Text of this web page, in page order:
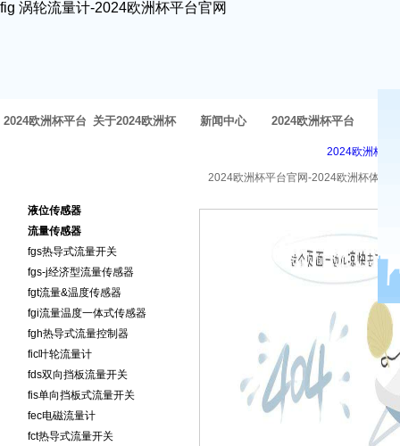
fig 涡轮流量计-2024欧洲杯平台官网
2024欧洲杯平台
体育官网
关于2024欧洲杯 新闻中心 2024欧洲杯平台
2024欧洲杯平
中心
液位传感器
流量传感器
fgs热导式流量开关
fgs-j经济型流量传感器
fgt流量&温度传感器
fgi流量温度一体式传感器
fgh热导式流量控制器
fic叶轮流量计
fds双向挡板流量开关
fis单向挡板式流量开关
fec电磁流量计
fct热导式流量开关
2024欧洲杯平台官网-2024欧洲杯体育